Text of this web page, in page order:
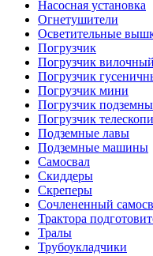
Насосная установка
Огнетушители
Осветительные
Погрузчик
Погрузчик вилочный
Погрузчик
Погрузчик мини
Погрузчик
Погрузчик
Подземные лавы
Подземные машины
Самосвал
Скиддеры
Скреперы
Сочлененный
Трактора
Тралы
Трубоукладчики